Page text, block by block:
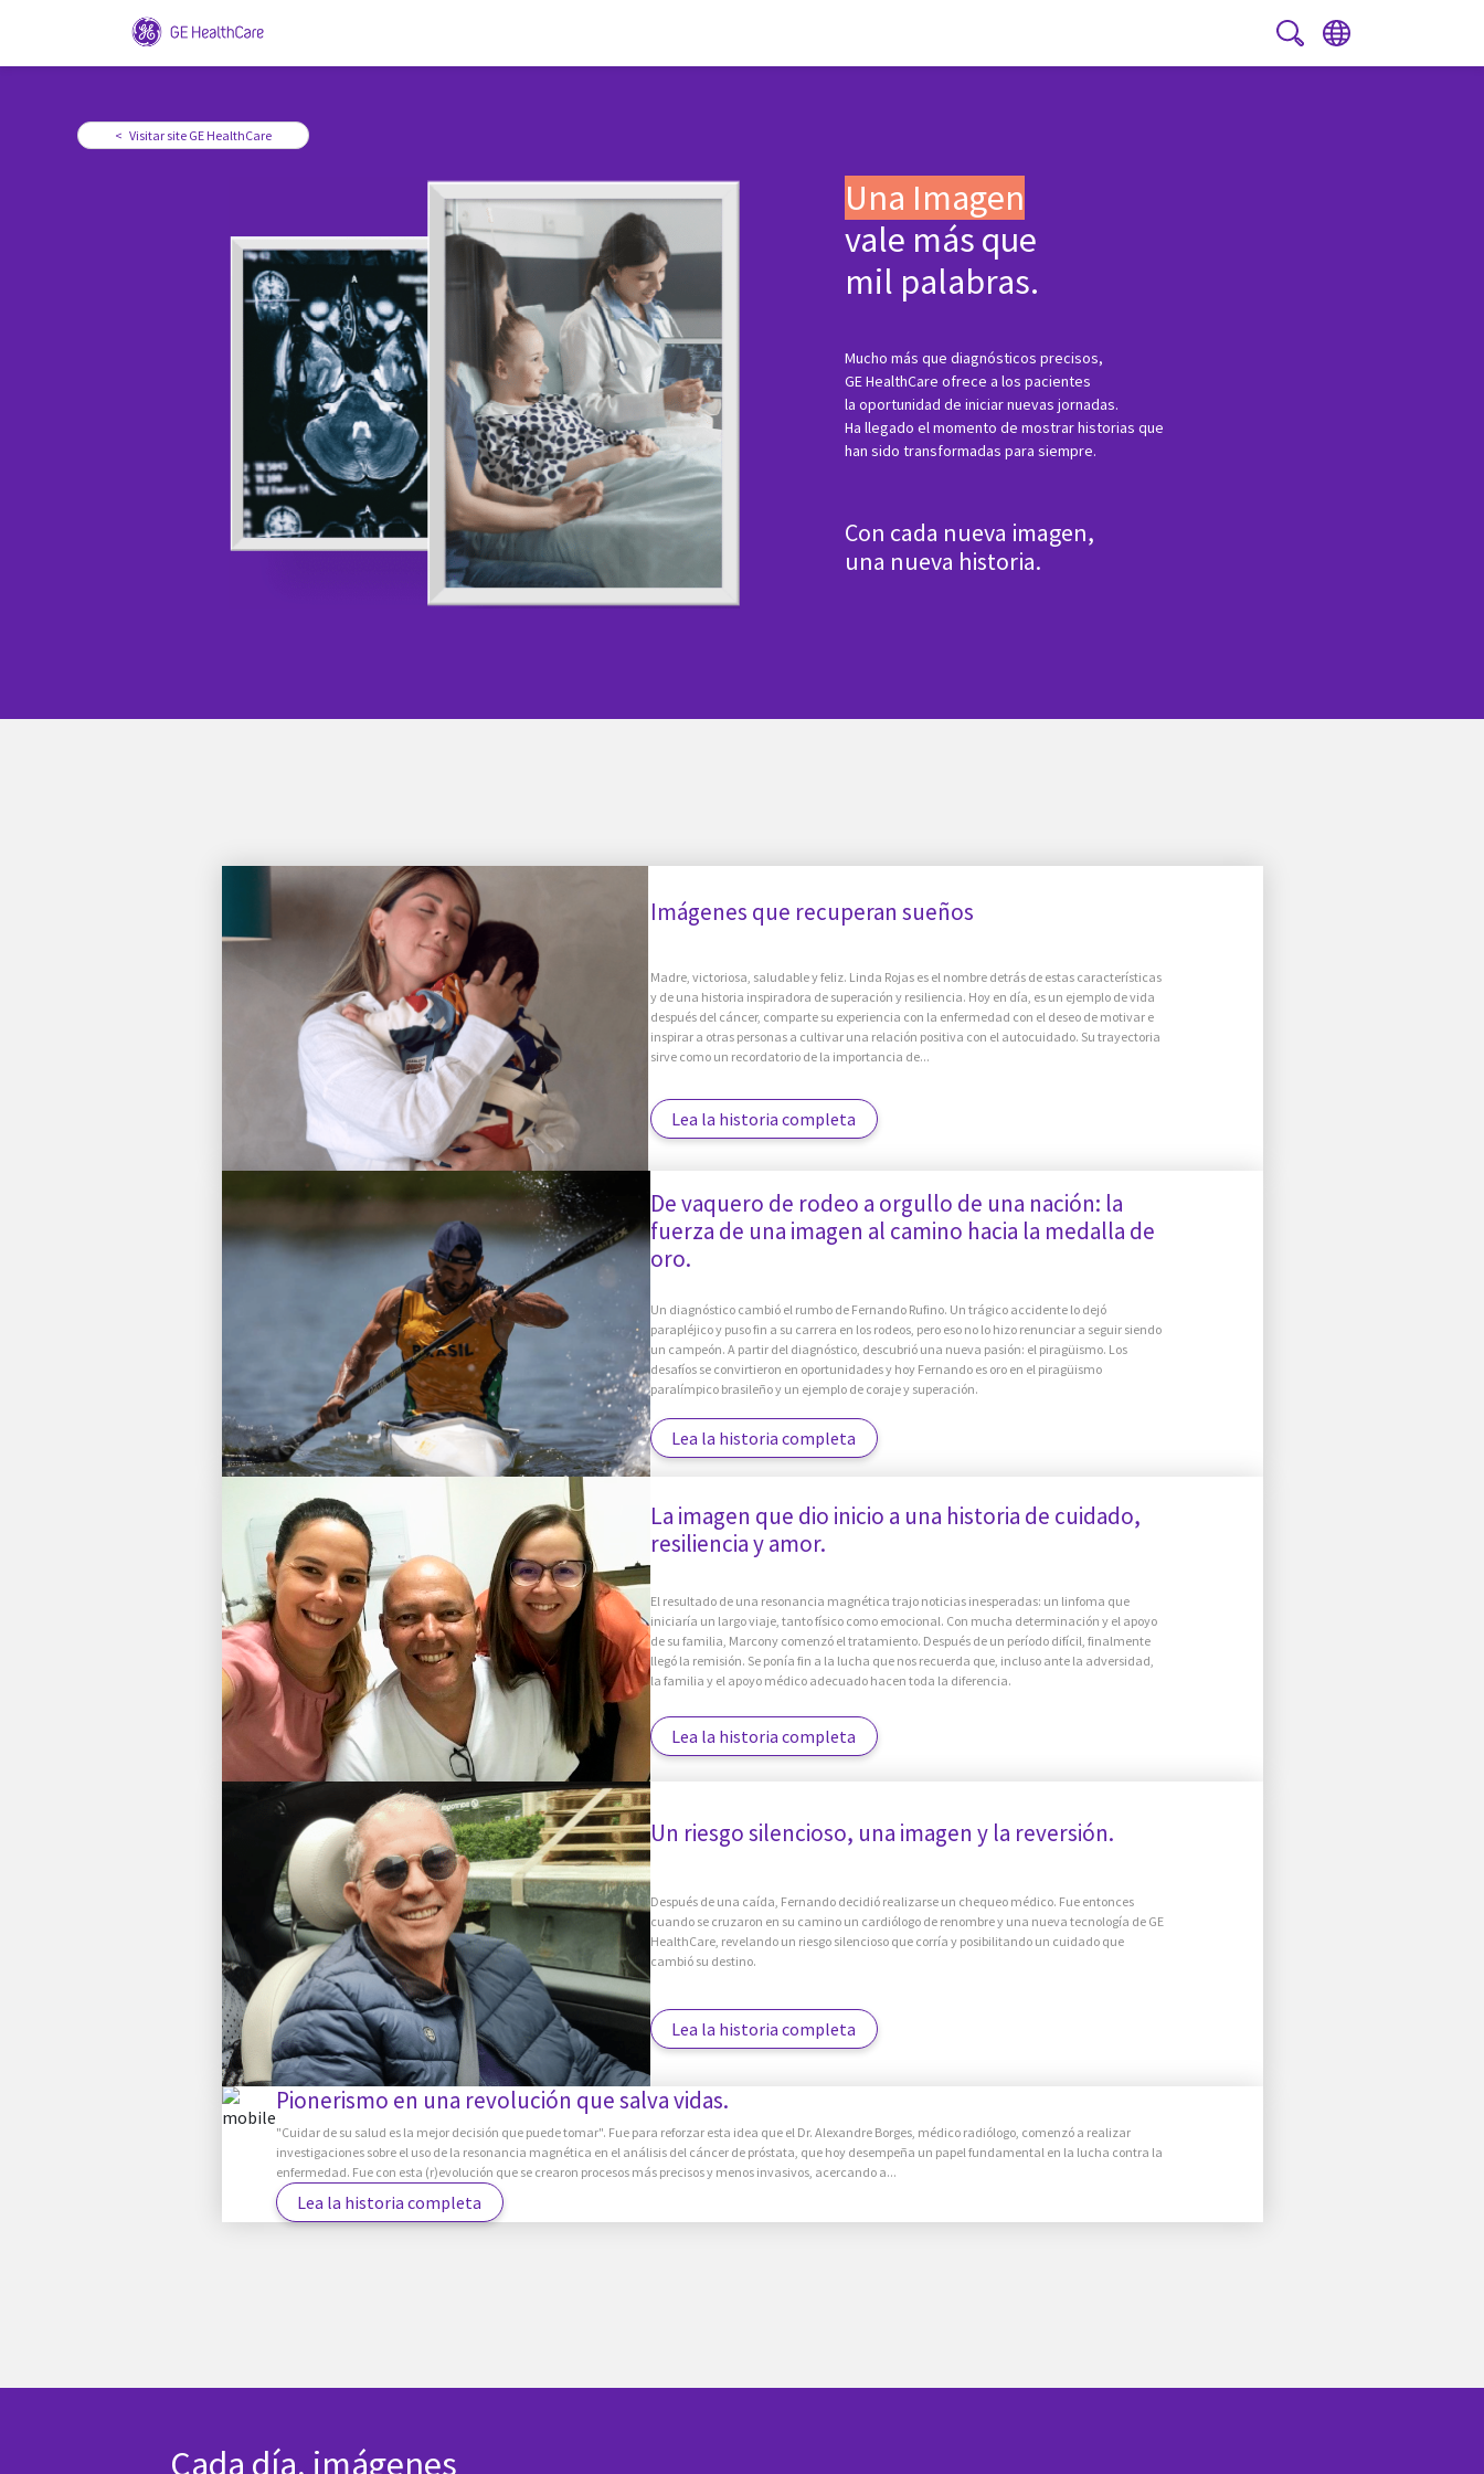
PT ES
< Visitar site GE HealthCare
Una Imagen
vale más que
mil palabras.
Mucho más que diagnósticos precisos,
GE HealthCare ofrece a los pacientes
la oportunidad de iniciar nuevas jornadas.
Ha llegado el momento de mostrar historias que
han sido transformadas para siempre.
Con cada nueva imagen,
una nueva historia.
Imágenes que recuperan sueños
Madre, victoriosa, saludable y feliz. Linda Rojas es el nombre detrás de estas características
y de una historia inspiradora de superación y resiliencia. Hoy en día, es un ejemplo de vida
después del cáncer, comparte su experiencia con la enfermedad con el deseo de motivar e
inspirar a otras personas a cultivar una relación positiva con el autocuidado. Su trayectoria
sirve como un recordatorio de la importancia de...
Lea la historia completa
De vaquero de rodeo a orgullo de una nación: la
fuerza de una imagen al camino hacia la medalla de
oro.
Un diagnóstico cambió el rumbo de Fernando Rufino. Un trágico accidente lo dejó
parapléjico y puso fin a su carrera en los rodeos, pero eso no lo hizo renunciar a seguir siendo
un campeón. A partir del diagnóstico, descubrió una nueva pasión: el piragüismo. Los
desafíos se convirtieron en oportunidades y hoy Fernando es oro en el piragüismo
paralímpico brasileño y un ejemplo de coraje y superación.
Lea la historia completa
La imagen que dio inicio a una historia de cuidado,
resiliencia y amor.
El resultado de una resonancia magnética trajo noticias inesperadas: un linfoma que
iniciaría un largo viaje, tanto físico como emocional. Con mucha determinación y el apoyo
de su familia, Marcony comenzó el tratamiento. Después de un período difícil, finalmente
llegó la remisión. Se ponía fin a la lucha que nos recuerda que, incluso ante la adversidad,
la familia y el apoyo médico adecuado hacen toda la diferencia.
Lea la historia completa
Un riesgo silencioso, una imagen y la reversión.
Después de una caída, Fernando decidió realizarse un chequeo médico. Fue entonces
cuando se cruzaron en su camino un cardiólogo de renombre y una nueva tecnología de GE
HealthCare, revelando un riesgo silencioso que corría y posibilitando un cuidado que
cambió su destino.
Lea la historia completa
Pionerismo en una revolución que salva vidas.
"Cuidar de su salud es la mejor decisión que puede tomar". Fue para reforzar esta idea que el Dr. Alexandre Borges, médico radiólogo, comenzó a realizar
investigaciones sobre el uso de la resonancia magnética en el análisis del cáncer de próstata, que hoy desempeña un papel fundamental en la lucha contra la
enfermedad. Fue con esta (r)evolución que se crearon procesos más precisos y menos invasivos, acercando a...
Lea la historia completa
Cada día, imágenes